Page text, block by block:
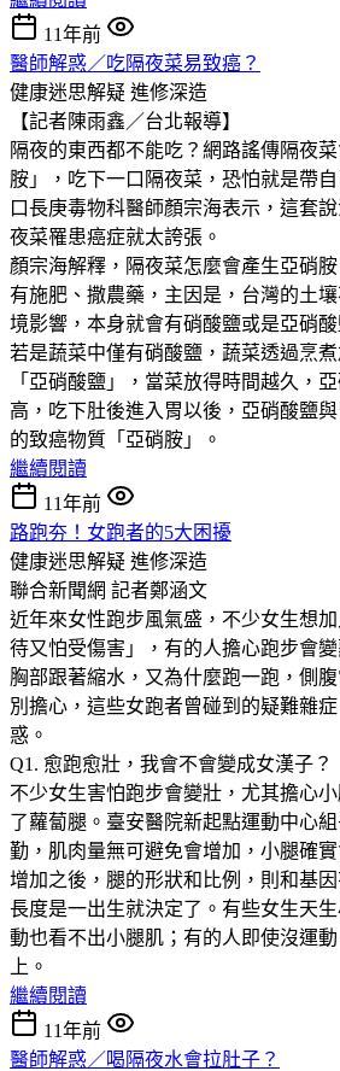
11年前
醫師解惑／吃隔夜菜易致癌？
健康迷思解疑 進修深造
【記者陳雨鑫／台北報導】
隔夜的東西都不能吃？網路謠傳隔夜
胺」，吃下一口隔夜菜，恐怕就是帶
口長庚毒物科醫師顏宗海表示，這套
夜菜罹患癌症就太誇張。
顏宗海解釋，隔夜菜怎麼會產生亞硝
有施肥、撒農藥，主因是，台灣的土
境影響，本身就會有硝酸鹽或是亞硝酸
若是蔬菜中僅有硝酸鹽，蔬菜透過烹
「亞硝酸鹽」，當菜放得時間越久，
高，吃下肚後進入胃以後，亞硝酸鹽
的致癌物質「亞硝胺」。
繼續閱讀
11年前
路跑夯！女跑者的5大困擾
健康迷思解疑 進修深造
聯合新聞網 記者鄭涵文
近年來女性跑步風氣盛，不少女生想
待又怕受傷害」，有的人擔心跑步會
胸部跟著縮水，又為什麼跑一跑，側
別擔心，這些女跑者曾碰到的疑難雜
惑。
Q1. 愈跑愈壯，我會不會變成女漢子？
不少女生害怕跑步會變壯，尤其擔心
了蘿蔔腿。臺安醫院新起點運動中心
勤，肌肉量無可避免會增加，小腿確
增加之後，腿的形狀和比例，則和基
長度是一出生就決定了。有些女生天
動也看不出小腿肌；有的人即使沒運
上。
繼續閱讀
11年前
醫師解惑／喝隔夜水會拉肚子？